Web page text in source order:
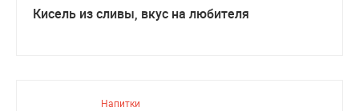
Кисель из сливы, вкус на любителя
Напитки